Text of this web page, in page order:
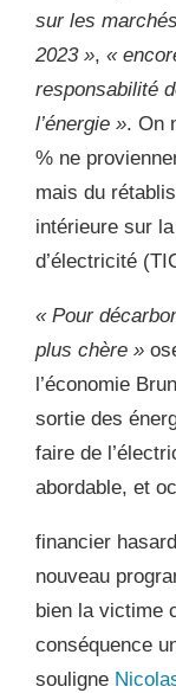
sur les
2023 », «
responsabilité
l’énergie ». On
% ne
mais du
intérieure sur
d’électricité
« Pour
plus chère »
l’économie
sortie des
faire de
abordable, et
financier
nouveau
bien la victime
conséquence
souligne